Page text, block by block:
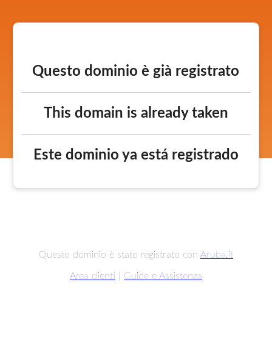
Questo dominio è già registrato
This domain is already taken
Este dominio ya está registrado
Questo dominio è stato registrato con Aruba.it
Area clienti Guide e Assistenza